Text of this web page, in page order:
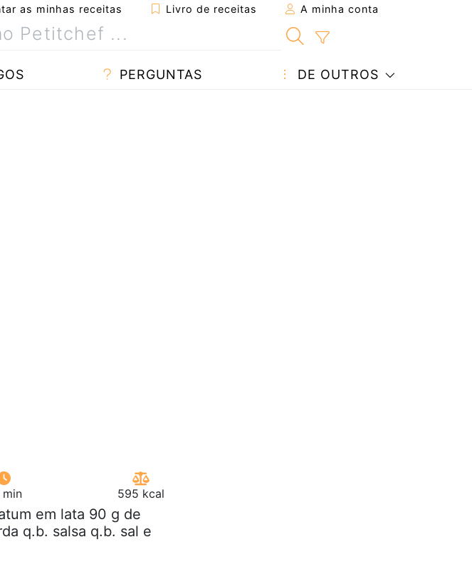
as minhas receitas Livro de receitas A minha conta
PERGUNTAS DE OUTROS
min 595 kcal
em lata 90 g de
q.b. salsa q.b. sal e